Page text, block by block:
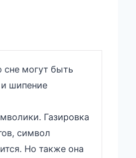
сне могут быть
шипение
Газировка
символ
Но также она